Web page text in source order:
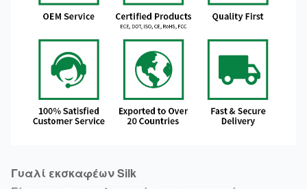
Γυαλί εκσκαφέων Silk